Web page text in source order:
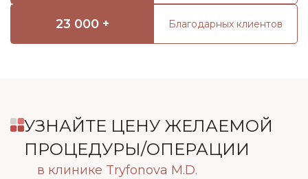
23 000 + Благодарных клиентов
УЗНАЙТЕ ЦЕНУ ЖЕЛАЕМОЙ
ПРОЦЕДУРЫ/ОПЕРАЦИИ
в клинике Tryfonova M.D.